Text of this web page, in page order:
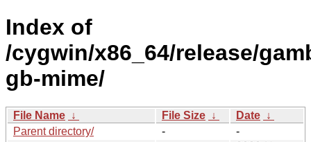
Index of
/cygwin/x86_64/release/
gb-mime/
File Name ↓ File Size ↓ Date ↓
Parent directory/
-
-